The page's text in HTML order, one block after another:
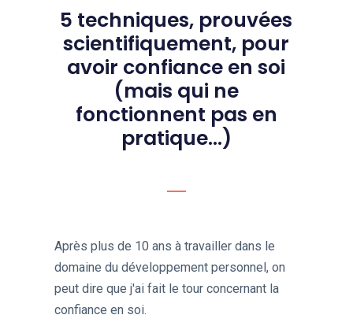
5 techniques, prouvées
scientifiquement, pour
avoir confiance en soi
(mais qui ne
fonctionnent pas en
pratique...)
Après plus de 10 ans à travailler dans le
domaine du développement personnel, on
peut dire que j'ai fait le tour concernant la
confiance en soi.